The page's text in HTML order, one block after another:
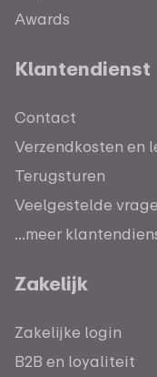
Awards
Klantendienst
Contact
Verzendkosten en
Terugsturen
Veelgestelde
...meer
Zakelijk
Zakelijke login
B2B en loyaliteit